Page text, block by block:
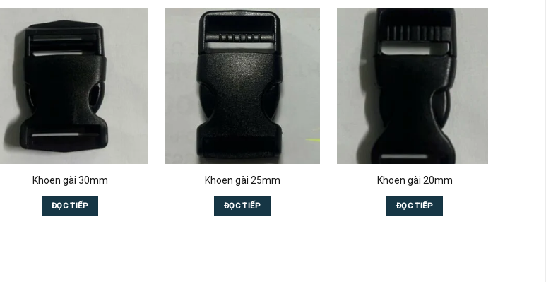
Khoen gài 30mm
ĐỌC TIẾP
Khoen gài 25mm
ĐỌC TIẾP
Khoen gài 20mm
ĐỌC TIẾP